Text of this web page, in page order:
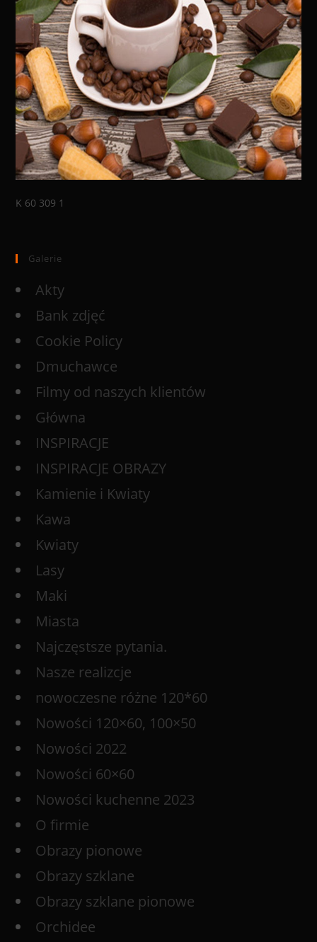
K 60 309 1
Galerie
Akty
Bank zdjęć
Cookie Policy
Dmuchawce
Filmy od naszych klientów
Główna
INSPIRACJE
INSPIRACJE OBRAZY
Kamienie i Kwiaty
Kawa
Kwiaty
Lasy
Maki
Miasta
Najczęstsze pytania.
Nasze realizcje
nowoczesne różne 120*60
Nowości 120×60, 100×50
Nowości 2022
Nowości 60×60
Nowości kuchenne 2023
O firmie
Obrazy pionowe
Obrazy szklane
Obrazy szklane pionowe
Orchidee